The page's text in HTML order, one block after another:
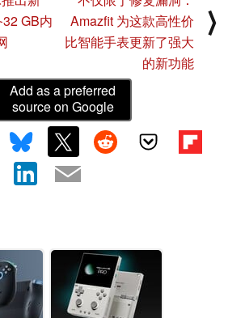
GB内
Amazfit 为这款高性价
比智能手表更新了强大
的新功能
⟩
Add as a preferred
source on Google